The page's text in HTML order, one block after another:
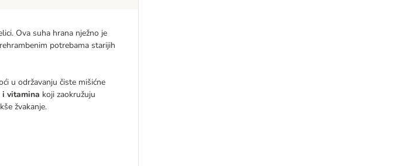
Ova suha hrana nježno je
potrebama starijih
u održavanju čiste mišićne
vitamina koji zaokružuju
žvakanje.